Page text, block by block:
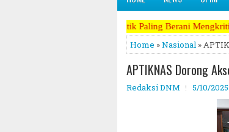
Koran Politik Paling Berani Mengkritik Terpanas dan
Home »Nasional »
APTIKNAS Dorong
Redaksi DNM 5/10/